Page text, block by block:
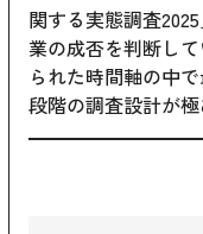
関する実態調査
業の成否を判断し
られた時間軸の中
段階の調査設計が極